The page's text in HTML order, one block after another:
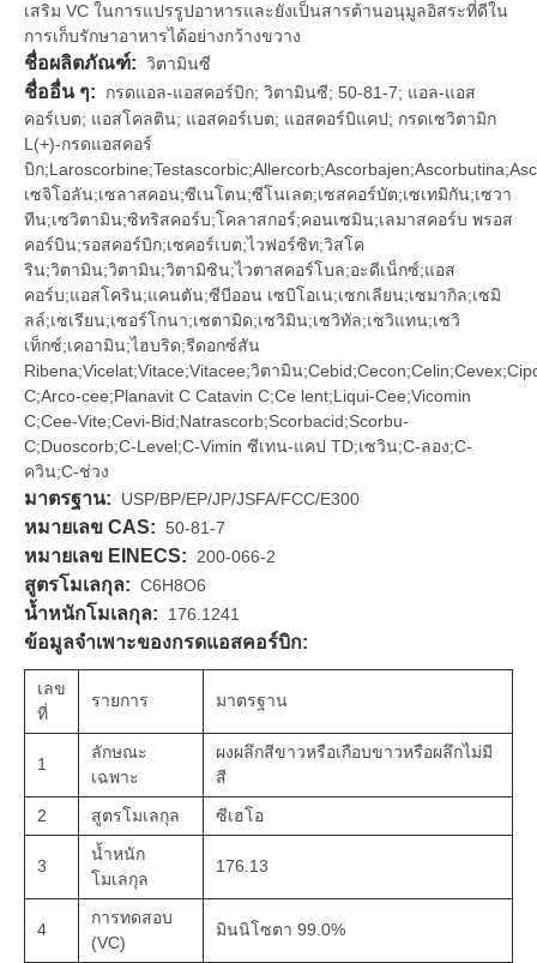
เสริม VC ในการแปรรูปอาหารและยังเป็นสารต้านอนุมูลอิสระที่ดีใน
การเก็บรักษาอาหารได้อย่างกว้างขวาง
ชื่อผลิตภัณฑ์: วิตามินซี
ชื่ออื่น ๆ:
กรดแอล-แอสคอร์บิก; วิตามินซี; 50-81-7; แอล-แอส
คอร์เบต; แอสโคลติน; แอสคอร์เบต; แอสคอร์บิแคป; กรดเซวิตามิก
L(+)-กรดแอสคอร์
บิก
เซจิโอลัน;เซลาสคอน;ซีเนโตน;ซีโนเลต;เซสคอร์บัต;เซเทมิกัน;เซวา
ทีน;เซวิตามิน;ซิทริสคอร์บ;โคลาสกอร์;คอนเซมิน;เลมาสคอร์บ พรอส
คอร์บิน;รอสคอร์บิก;เซคอร์เบต;ไวฟอร์ซิท;วิสโค
ริน;วิตามิน;วิตามิน;วิตามิซิน;ไวตาสคอร์โบล;อะดีเน็กซ์;แอส
คอร์บ;แอสโคริน;แคนตัน;ซีบีออน เซบิโอเน;เซกเลียน;เซมากิล;เซมิ
ลล์;เซเรียน;เซอร์โกนา;เซตามิด;เซวิมิน;เซวิทัล;เซวิแทน;เซวิ
เท็กซ์;เคอามิน;ไฮบริด;รีดอกซ์สัน
Ribena;Vicelat;Vitace;Vitacee;วิตามิน
C;Arco-cee;Planavit C Catavin C;Ce lent;Liqui-Cee;Vicomin
C;Cee-Vite;Cevi-Bid;Natrascorb;Scorbacid;Scorbu-
C;Duoscorb;C-Level;C-Vimin ซีเทน-แคป TD;เซวิน;C-ลอง;C-
ควิน;C-ช่วง
มาตรฐาน: USP/BP/EP/JP/JSFA/FCC/E300
หมายเลข CAS: 50-81-7
หมายเลข EINECS: 200-066-2
สูตรโมเลกุล: C6H8O6
น้ำหนักโมเลกุล: 176.1241
ข้อมูลจำเพาะของกรดแอสคอร์บิก:
เลข
ที่
รายการ มาตรฐาน
1
ลักษณะ
เฉพาะ
ผงผลึกสีขาวหรือเกือบขาวหรือผลึกไม่มี
สี
2
สูตรโมเลกุล ซีเฮโอ
3
น้ำหนัก
โมเลกุล
176.13
4
การทดสอบ
(VC)
มินนิโซตา 99.0%